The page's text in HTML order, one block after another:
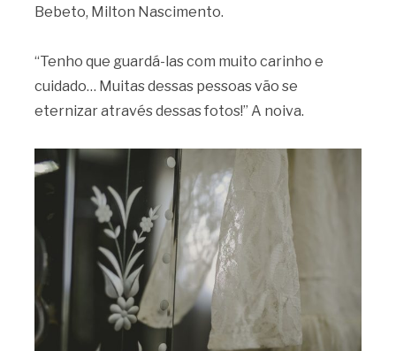
Bebeto, Milton Nascimento.
“Tenho que guardá-las com muito carinho e
cuidado… Muitas dessas pessoas vão se
eternizar através dessas fotos!” A noiva.